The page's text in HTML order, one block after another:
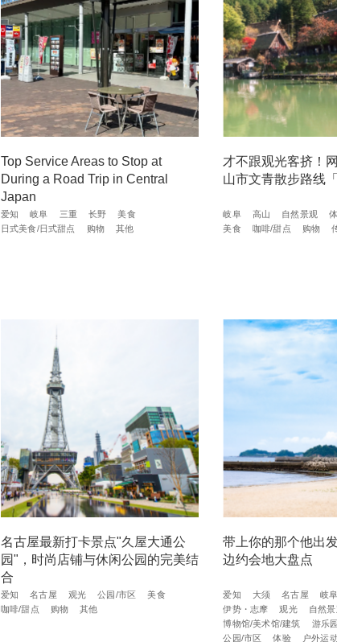
Top Service Areas to Stop at
During a Road Trip in Central
Japan
爱知 岐阜 三重 长野
美食
日式美食/日式甜点
购物 其他
才不跟观光客挤！
山市文青散步路线
岐阜 高山 自然景观
美食
咖啡/甜点 购物
名古屋最新打卡景点"久屋大通公
园"，时尚店铺与休闲公园的完美结
合
爱知 名古屋 观光 公园/市区
美食
咖啡/甜点
购物 其他
带上你的那个他出
边约会地大盘点
爱知 大须 名古屋 岐阜
伊势・志摩
观光
自然景
博物馆/美术馆/建筑
游乐
公园/市区
体验 户外运动